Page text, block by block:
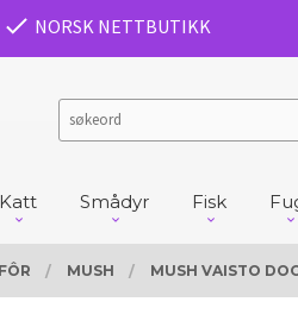
NORSK NETTBUTIKK
Katt Smådyr Fisk
MUSH MUSH VAISTO